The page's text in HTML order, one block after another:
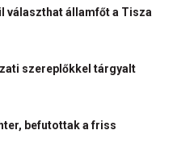
választhat államfőt a Tisza
szereplőkkel tárgyalt
befutottak a friss